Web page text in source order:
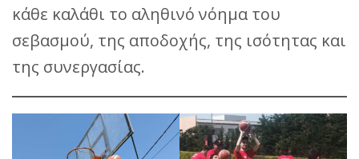
κάθε καλάθι το αληθινό νόημα του
σεβασμού, της αποδοχής, της ισότητας και
της συνεργασίας.